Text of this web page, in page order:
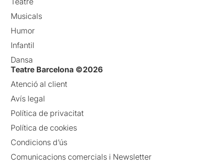
Musicals
Humor
Infantil
Dansa
Teatre Barcelona ©2026
Atenció al client
Avís legal
Política de privacitat
Política de cookies
Condicions d’ús
Comunicacions comercials i Newsletter